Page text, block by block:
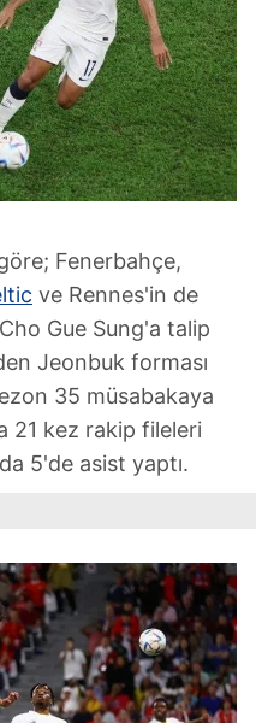
Fenerbahçe,
ve Rennes'in de
Gue Sung'a talip
Jeonbuk forması
35 müsabakaya
21 kez rakip fileleri
5'de asist yaptı.